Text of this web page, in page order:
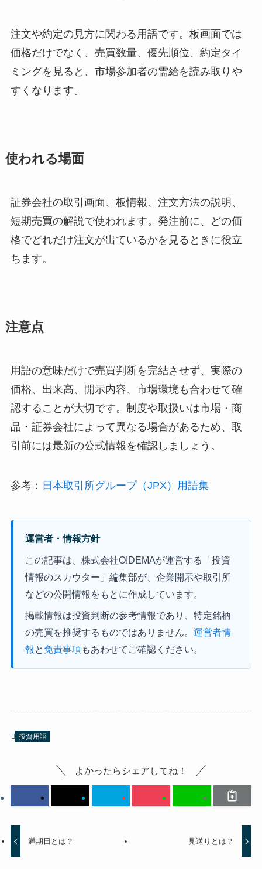
注文や約定の見方に関わる用語です。板画面では
価格だけでなく、売買数量、優先順位、約定タイ
ミングを見ると、市場参加者の需給を読み取りや
すくなります。
使われる場面
証券会社の取引画面、板情報、注文方法の説明、
短期売買の解説で使われます。発注前に、どの価
格でどれだけ注文が出ているかを見るときに役立
ちます。
注意点
用語の意味だけで売買判断を完結させず、実際の
価格、出来高、開示内容、市場環境も合わせて確
認することが大切です。制度や取扱いは市場・商
品・証券会社によって異なる場合があるため、取
引前には最新の公式情報を確認しましょう。
参考： 日本取引所グループ（JPX）用語集
運営者・情報方針
この記事は、株式会社OIDEMAが運営する「投資
情報のスカウター」編集部が、企業開示や取引所
などの公開情報をもとに作成しています。
掲載情報は投資判断の参考情報であり、特定銘柄
の売買を推奨するものではありません。運営者情
報 と 免責事項もあわせてご確認ください。
投資用語
よかったらシェアしてね！
満期日とは？ 見送りとは？